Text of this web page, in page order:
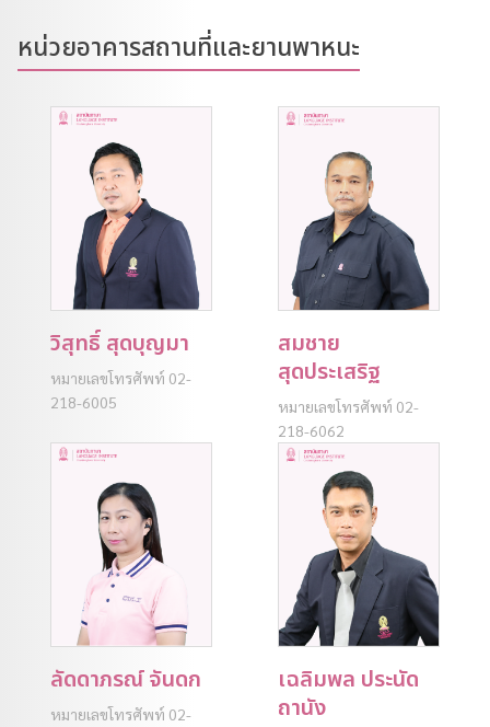
หน่วยอาคารสถานที่และยานพาหนะ
วิสุทธิ์ สุดบุญมา
หมายเลขโทรศัพท์ 02-
218-6005
สมชาย
สุดประเสริฐ
หมายเลขโทรศัพท์ 02-
218-6062
ลัดดาภรณ์ จันดก
หมายเลขโทรศัพท์ 02-
เฉลิมพล ประนัด
ถานัง